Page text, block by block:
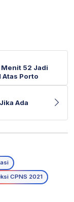
52 Jadi
Atas Porto
Ada
CPNS 2021